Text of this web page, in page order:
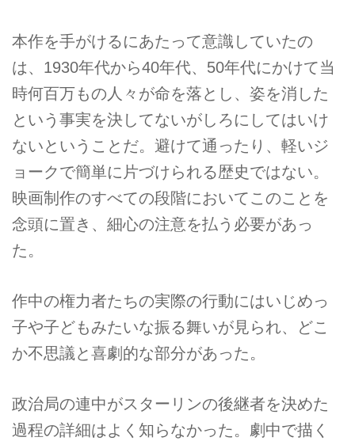
本作を手がけるにあたって意識していたの
は、1930年代から40年代、50年代にかけて当
時何百万もの人々が命を落とし、姿を消した
という事実を決してないがしろにしてはいけ
ないということだ。避けて通ったり、軽いジ
ョークで簡単に片づけられる歴史ではない。
映画制作のすべての段階においてこのことを
念頭に置き、細心の注意を払う必要があっ
た。
作中の権力者たちの実際の行動にはいじめっ
子や子どもみたいな振る舞いが見られ、どこ
か不思議と喜劇的な部分があった。
政治局の連中がスターリンの後継者を決めた
過程の詳細はよく知らなかった。劇中で描く